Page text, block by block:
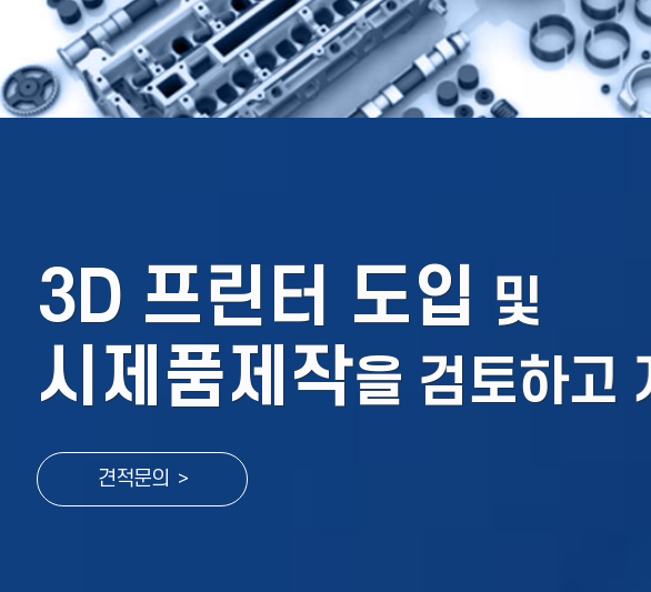
3D 프린터 도입 및
시제품제작을 검토하고
견적문의 >